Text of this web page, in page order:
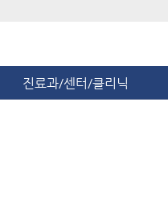
진료과/센터/클리닉